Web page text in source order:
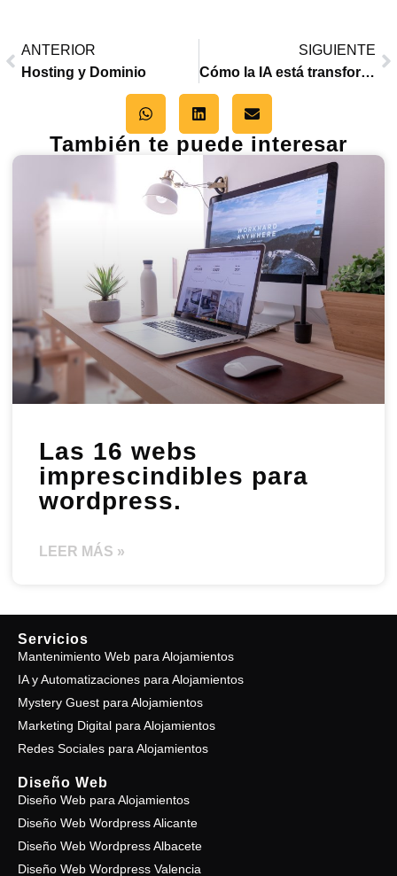
ANTERIOR
Hosting y Dominio
SIGUIENTE
Cómo la IA está transformando el sector turístico
También te puede interesar
Las 16 webs
imprescindibles para
wordpress.
LEER MÁS »
Servicios
Mantenimiento Web para Alojamientos
IA y Automatizaciones para Alojamientos
Mystery Guest para Alojamientos
Marketing Digital para Alojamientos
Redes Sociales para Alojamientos
Diseño Web
Diseño Web para Alojamientos
Diseño Web Wordpress Alicante
Diseño Web Wordpress Albacete
Diseño Web Wordpress Valencia